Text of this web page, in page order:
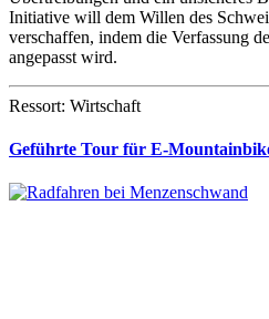
Initiative will dem Willen des
verschaffen, indem die Verfassung
angepasst wird.
Ressort: Wirtschaft
Geführte Tour für E-